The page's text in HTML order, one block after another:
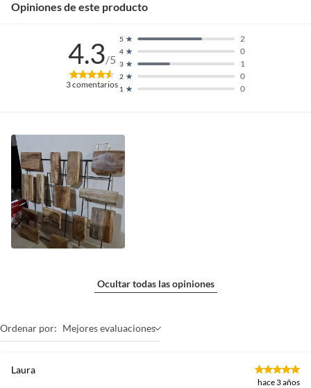
Opiniones de este producto
4.3/5
3comentarios 1 0
2 0
3 1
4 0
5 2
Ocultar todas las opiniones
Ordenar por: Mejores evaluaciones
Laura
hace 3 años